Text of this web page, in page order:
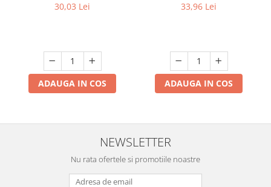
30,03 Lei
ADAUGA IN COS
33,96 Lei
ADAUGA IN COS
NEWSLETTER
Nu rata ofertele si promotiile noastre